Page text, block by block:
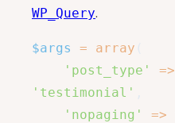
WP_Query.
$args = array
'post_type'
=>
'testimonial'
'nopaging'
=>